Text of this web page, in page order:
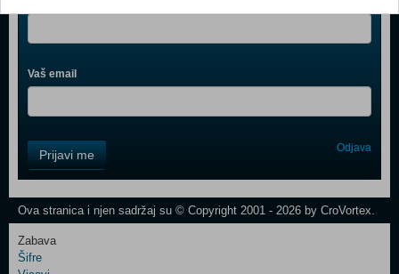
Vaš email
Field
One
Newsletter
Control
Prijavi me Odjava
Ova stranica i njen sadržaj su © Copyright 2001 - 2026 by CroVortex.
Zabava
Šifre